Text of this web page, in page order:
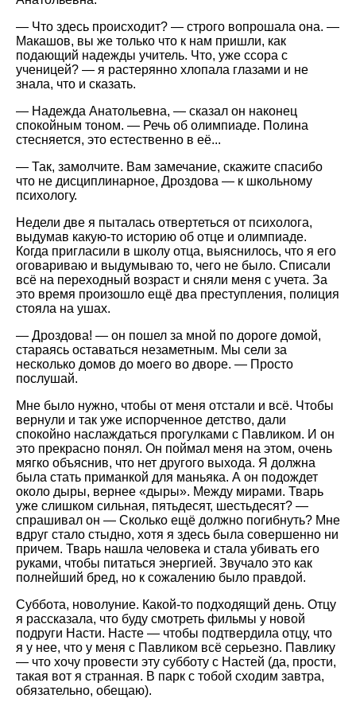
— Что здесь происходит? — строго вопрошала она. —
Макашов, вы же только что к нам пришли, как
подающий надежды учитель. Что, уже ссора с
ученицей? — я растерянно хлопала глазами и не
знала, что и сказать.
— Надежда Анатольевна, — сказал он наконец
спокойным тоном. — Речь об олимпиаде. Полина
стесняется, это естественно в её...
— Так, замолчите. Вам замечание, скажите спасибо
что не дисциплинарное, Дроздова — к школьному
психологу.
Недели две я пыталась отвертеться от психолога,
выдумав какую-то историю об отце и олимпиаде.
Когда пригласили в школу отца, выяснилось, что я его
оговариваю и выдумываю то, чего не было. Списали
всё на переходный возраст и сняли меня с учета. За
это время произошло ещё два преступления, полиция
стояла на ушах.
— Дроздова! — он пошел за мной по дороге домой,
стараясь оставаться незаметным. Мы сели за
несколько домов до моего во дворе. — Просто
послушай.
Мне было нужно, чтобы от меня отстали и всё. Чтобы
вернули и так уже испорченное детство, дали
спокойно наслаждаться прогулками с Павликом. И он
это прекрасно понял. Он поймал меня на этом, очень
мягко объяснив, что нет другого выхода. Я должна
была стать приманкой для маньяка. А он подождет
около дыры, вернее «дыры». Между мирами. Тварь
уже слишком сильная, пятьдесят, шестьдесят? —
спрашивал он — Сколько ещё должно погибнуть? Мне
вдруг стало стыдно, хотя я здесь была совершенно ни
причем. Тварь нашла человека и стала убивать его
руками, чтобы питаться энергией. Звучало это как
полнейший бред, но к сожалению было правдой.
Суббота, новолуние. Какой-то подходящий день. Отцу
я рассказала, что буду смотреть фильмы у новой
подруги Насти. Насте — чтобы подтвердила отцу, что
я у нее, что у меня с Павликом всё серьезно. Павлику
— что хочу провести эту субботу с Настей (да, прости,
такая вот я странная. В парк с тобой сходим завтра,
обязательно, обещаю).